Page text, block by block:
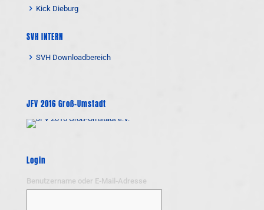
Kick Dieburg
SVH INTERN
SVH Downloadbereich
JFV 2016 Groß-Umstadt
Login
Benutzername oder E-Mail-Adresse